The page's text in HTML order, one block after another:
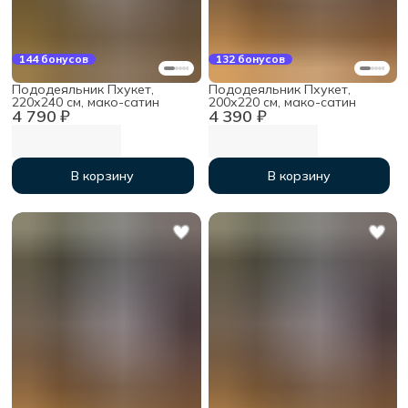
144 бонусов
4 790 ₽
Пододеяльник Пхукет,
220х240 см, мако-сатин
В корзину
132 бонусов
4 390 ₽
Пододеяльник Пхукет,
200х220 см, мако-сатин
В корзину